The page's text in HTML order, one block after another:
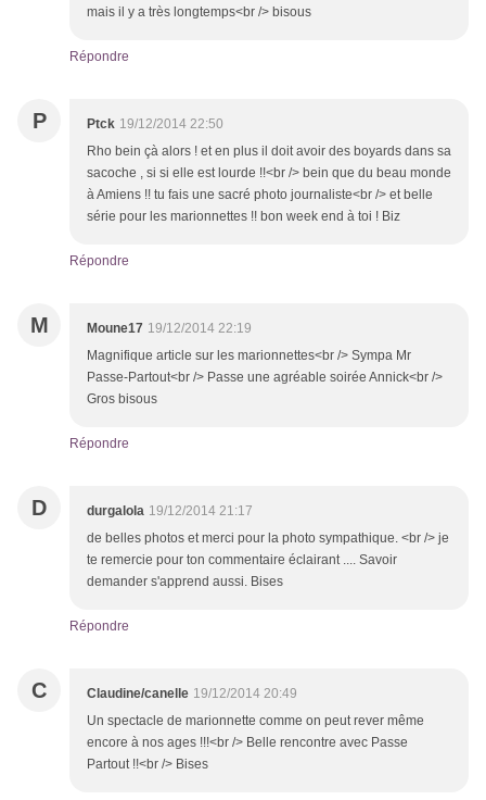
mais il y a très longtemps<br /> bisous
Répondre
P Ptck 19/12/2014 22:50
Rho bein çà alors ! et en plus il doit avoir des boyards dans sa
sacoche , si si elle est lourde !!<br /> bein que du beau monde
à Amiens !! tu fais une sacré photo journaliste<br /> et belle
série pour les marionnettes !! bon week end à toi ! Biz
Répondre
M Moune17 19/12/2014 22:19
Magnifique article sur les marionnettes<br /> Sympa Mr
Passe-Partout<br /> Passe une agréable soirée Annick<br />
Gros bisous
Répondre
D durgalola 19/12/2014 21:17
de belles photos et merci pour la photo sympathique. <br /> je
te remercie pour ton commentaire éclairant .... Savoir
demander s'apprend aussi. Bises
Répondre
C Claudine/canelle 19/12/2014 20:49
Un spectacle de marionnette comme on peut rever même
encore à nos ages !!!<br /> Belle rencontre avec Passe
Partout !!<br /> Bises